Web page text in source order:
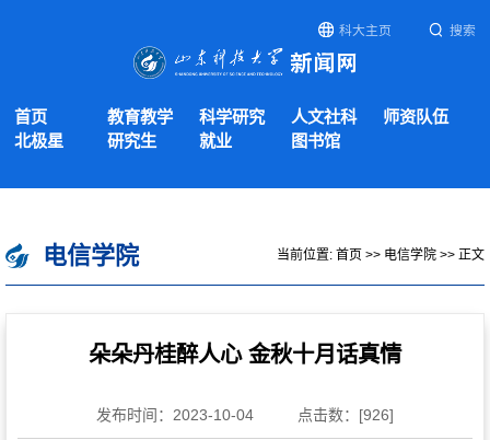
科大主页 搜索
首页 教育教学 科学研究 人文社科
师资队伍
北极星
研究生 就业 图书馆
电信学院 当前位置: 首页 >> 电信学院 >> 正文
朵朵丹桂醉人心 金秋十月话真情
发布时间：2023-10-04 点击数：[926]